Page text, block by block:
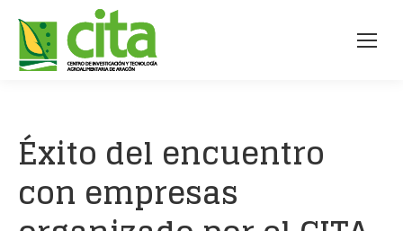
Éxito del encuentro
con empresas